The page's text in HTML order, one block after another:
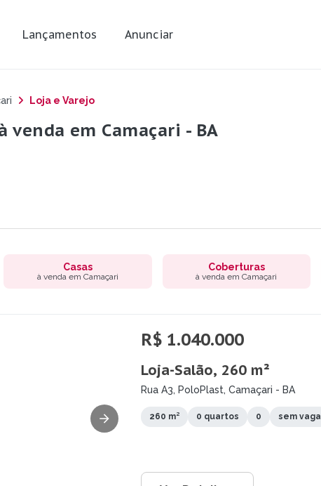
Lançamentos Anunciar
Loja e Varejo
venda em Camaçari - BA
Casas
à venda em Camaçari
Coberturas
à venda em Camaçari
R$ 1.040.000
Loja-Salão, 260 m²
Rua A3, PoloPlast, Camaçari - BA
260 m² 0 quartos 0 sem vaga